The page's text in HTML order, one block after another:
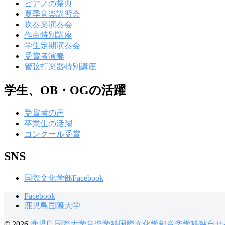
ピアノの祭典
夏季音楽講習会
吹奏楽演奏会
作曲特別講座
学生定期演奏会
受賞者演奏
管弦打楽器特別講座
学生、OB・OGの活躍
受賞者の声
卒業生の活躍
コンクール受賞
SNS
国際文化学部Facebook
Facebook
鹿児島国際大学